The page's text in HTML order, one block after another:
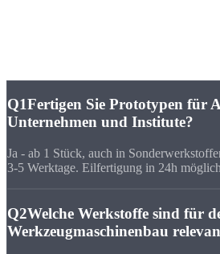
Q1Fertigen Sie Prototypen für
Unternehmen und Institute?
Ja - ab 1 Stück, auch in
3-5 Werktage. Eilfertigung in 24h
Q2Welche Werkstoffe sind für
Werkzeugmaschinenbau